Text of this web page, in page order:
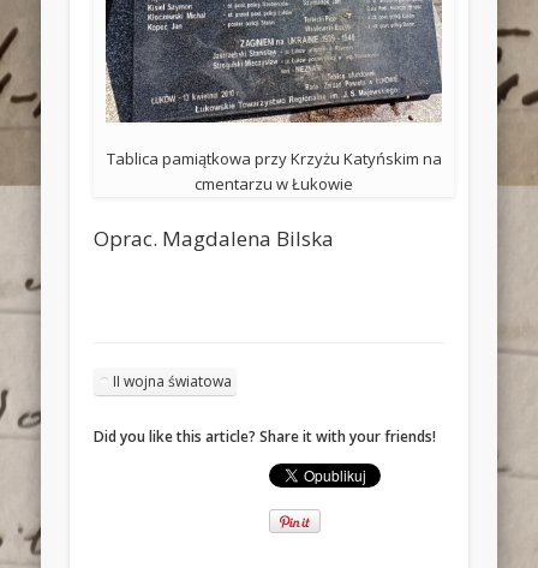
Tablica pamiątkowa przy Krzyżu Katyńskim na
cmentarzu w Łukowie
Oprac. Magdalena Bilska
II wojna światowa
Did you like this article? Share it with your friends!